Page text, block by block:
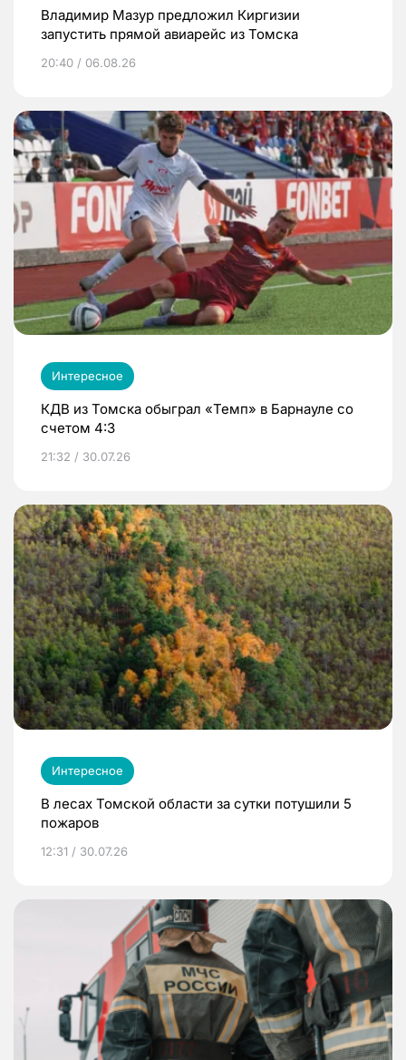
Владимир Мазур предложил Киргизии
запустить прямой авиарейс из Томска
20:40 / 06.08.26
Интересное
КДВ из Томска обыграл «Темп» в Барнауле со
счетом 4:3
21:32 / 30.07.26
Интересное
В лесах Томской области за сутки потушили 5
пожаров
12:31 / 30.07.26